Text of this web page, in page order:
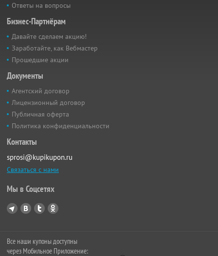
Ответы на вопросы
Бизнес-Партнёрам
Давайте сделаем акцию!
Заработайте, как Вебмастер
Прошедшие акции
Документы
Агентский договор
Лицензионный договор
Публичная оферта
Политика конфиденциальности
Контакты
sprosi@kupikupon.ru
Связаться с нами
Мы в Соцсетях
Все наши купоны доступны
через Мобильное Приложение: